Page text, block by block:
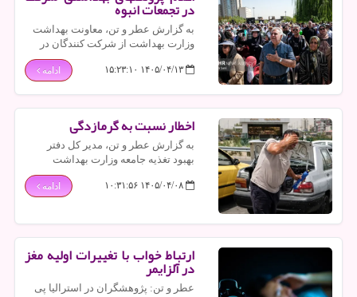
در تجمعات انبوه
به گزارش عطر و تن، معاونت بهداشت
وزارت بهداشت از شرکت کنندگان در
مراسم خاکسپاری رهبر شهید خواست با
رعایت سفارش های بهداشتی، از انتقال
۱۴۰۵/۰۴/۱۳ ۱۵:۲۳:۱۰ ادامه
اخطار نسبت به گرمازدگی
به گزارش عطر و تن، مدیر کل دفتر
بهبود تغذیه جامعه وزارت بهداشت
نسبت به افزایش ریسک گرمازدگی در
ایام گرم سال اخطار داد.
۱۴۰۵/۰۴/۰۸ ۱۰:۳۱:۵۶ ادامه
ارتباط خواب با تغییرات اولیه مغز
در آلزایمر
عطر و تن: پژوهشگران در استرالیا پی